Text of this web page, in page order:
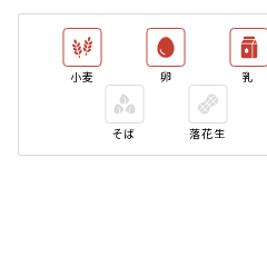
小麦 卵 乳
そば 落花生